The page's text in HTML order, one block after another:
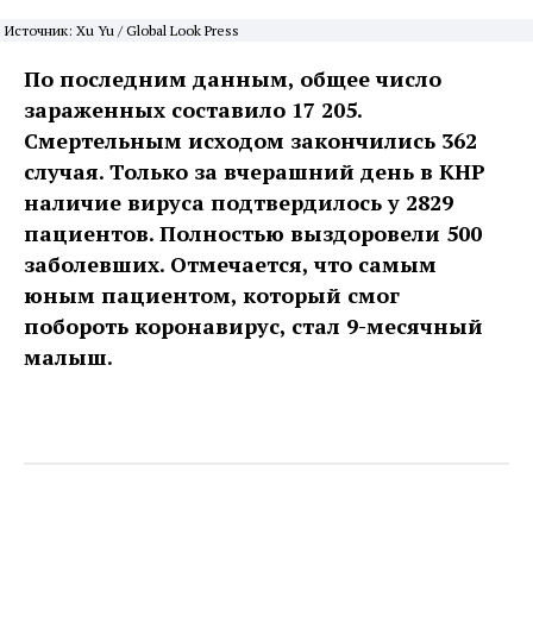
Источник: Xu Yu / Global Look Press
По последним данным, общее число
зараженных составило 17 205.
Смертельным исходом закончились 362
случая. Только за вчерашний день в КНР
наличие вируса подтвердилось у 2829
пациентов. Полностью выздоровели 500
заболевших. Отмечается, что самым
юным пациентом, который смог
побороть коронавирус, стал 9-месячный
малыш.